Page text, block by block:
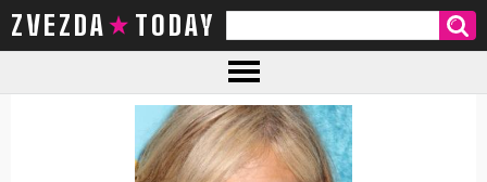
ZVEZDA TODAY